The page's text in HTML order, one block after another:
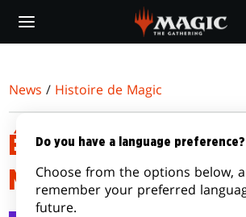
main
News / Histoire de Magic
ÉPISODE 4 : LA FÊTE
MOISSONS
Do you have a language preference?
Choose from the options below,
remember your preferred
future.